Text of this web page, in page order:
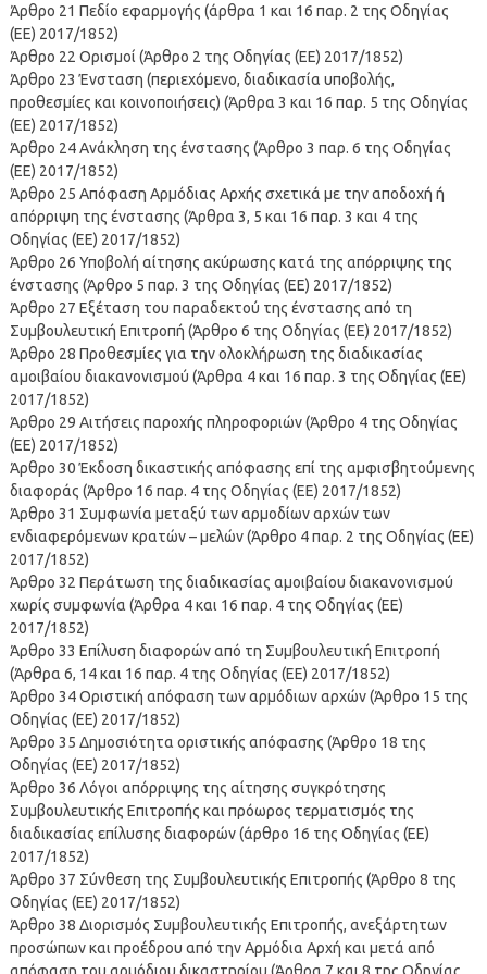
Άρθρο 21 Πεδίο εφαρμογής (άρθρα 1 και 16 παρ. 2 της Οδηγίας
(ΕΕ) 2017/1852)
Άρθρο 22 Ορισμοί (Άρθρο 2 της Οδηγίας (ΕΕ) 2017/1852)
Άρθρο 23 Ένσταση (περιεχόμενο, διαδικασία υποβολής,
προθεσμίες και κοινοποιήσεις) (Άρθρα 3 και 16 παρ. 5 της Οδηγίας
(ΕΕ) 2017/1852)
Άρθρο 24 Ανάκληση της ένστασης (Άρθρο 3 παρ. 6 της Οδηγίας
(ΕΕ) 2017/1852)
Άρθρο 25 Απόφαση Αρμόδιας Αρχής σχετικά με την αποδοχή ή
απόρριψη της ένστασης (Άρθρα 3, 5 και 16 παρ. 3 και 4 της
Οδηγίας (ΕΕ) 2017/1852)
Άρθρο 26 Υποβολή αίτησης ακύρωσης κατά της απόρριψης της
ένστασης (Άρθρο 5 παρ. 3 της Οδηγίας (ΕΕ) 2017/1852)
Άρθρο 27 Εξέταση του παραδεκτού της ένστασης από τη
Συμβουλευτική Επιτροπή (Άρθρο 6 της Οδηγίας (ΕΕ) 2017/1852)
Άρθρο 28 Προθεσμίες για την ολοκλήρωση της διαδικασίας
αμοιβαίου διακανονισμού (Άρθρα 4 και 16 παρ. 3 της Οδηγίας (ΕΕ)
2017/1852)
Άρθρο 29 Αιτήσεις παροχής πληροφοριών (Άρθρο 4 της Οδηγίας
(ΕΕ) 2017/1852)
Άρθρο 30 Έκδοση δικαστικής απόφασης επί της αμφισβητούμενης
διαφοράς (Άρθρο 16 παρ. 4 της Οδηγίας (ΕΕ) 2017/1852)
Άρθρο 31 Συμφωνία μεταξύ των αρμοδίων αρχών των
ενδιαφερόμενων κρατών – μελών (Άρθρο 4 παρ. 2 της Οδηγίας (ΕΕ)
2017/1852)
Άρθρο 32 Περάτωση της διαδικασίας αμοιβαίου διακανονισμού
χωρίς συμφωνία (Άρθρα 4 και 16 παρ. 4 της Οδηγίας (ΕΕ)
2017/1852)
Άρθρο 33 Επίλυση διαφορών από τη Συμβουλευτική Επιτροπή
(Άρθρα 6, 14 και 16 παρ. 4 της Οδηγίας (ΕΕ) 2017/1852)
Άρθρο 34 Οριστική απόφαση των αρμόδιων αρχών (Άρθρο 15 της
Οδηγίας (ΕΕ) 2017/1852)
Άρθρο 35 Δημοσιότητα οριστικής απόφασης (Άρθρο 18 της
Οδηγίας (ΕΕ) 2017/1852)
Άρθρο 36 Λόγοι απόρριψης της αίτησης συγκρότησης
Συμβουλευτικής Επιτροπής και πρόωρος τερματισμός της
διαδικασίας επίλυσης διαφορών (άρθρο 16 της Οδηγίας (ΕΕ)
2017/1852)
Άρθρο 37 Σύνθεση της Συμβουλευτικής Επιτροπής (Άρθρο 8 της
Οδηγίας (ΕΕ) 2017/1852)
Άρθρο 38 Διορισμός Συμβουλευτικής Επιτροπής, ανεξάρτητων
προσώπων και προέδρου από την Αρμόδια Αρχή και μετά από
απόφαση του αρμόδιου δικαστηρίου (Άρθρα 7 και 8 της Οδηγίας